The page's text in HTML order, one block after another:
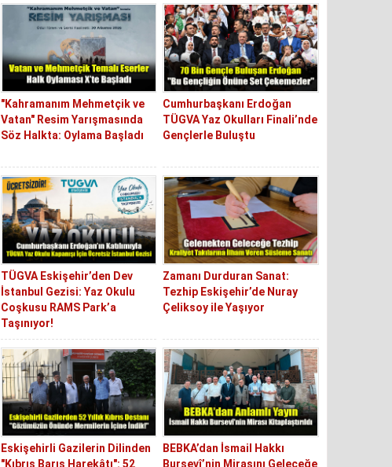
"Kahramanım Mehmetçik ve
Vatan" Resim Yarışmasında
Söz Halkta: Oylama Başladı
Cumhurbaşkanı Erdoğan
TÜGVA Yaz Okulları Finali’nde
Gençlerle Buluştu
TÜGVA Eskişehir’den Dev
İstanbul Gezisi: Yaz Okulu
Coşkusu RAMS Park’a
Taşınıyor!
Zamanı Durduran Sanat:
Tezhip Eskişehir’de Nuray
Çeliksoy ile Yaşıyor
Eskişehirli Gazilerin Dilinden
"Kıbrıs Barış Harekâtı": 52
BEBKA’dan İsmail Hakkı
Bursevî’nin Mirasını Geleceğe